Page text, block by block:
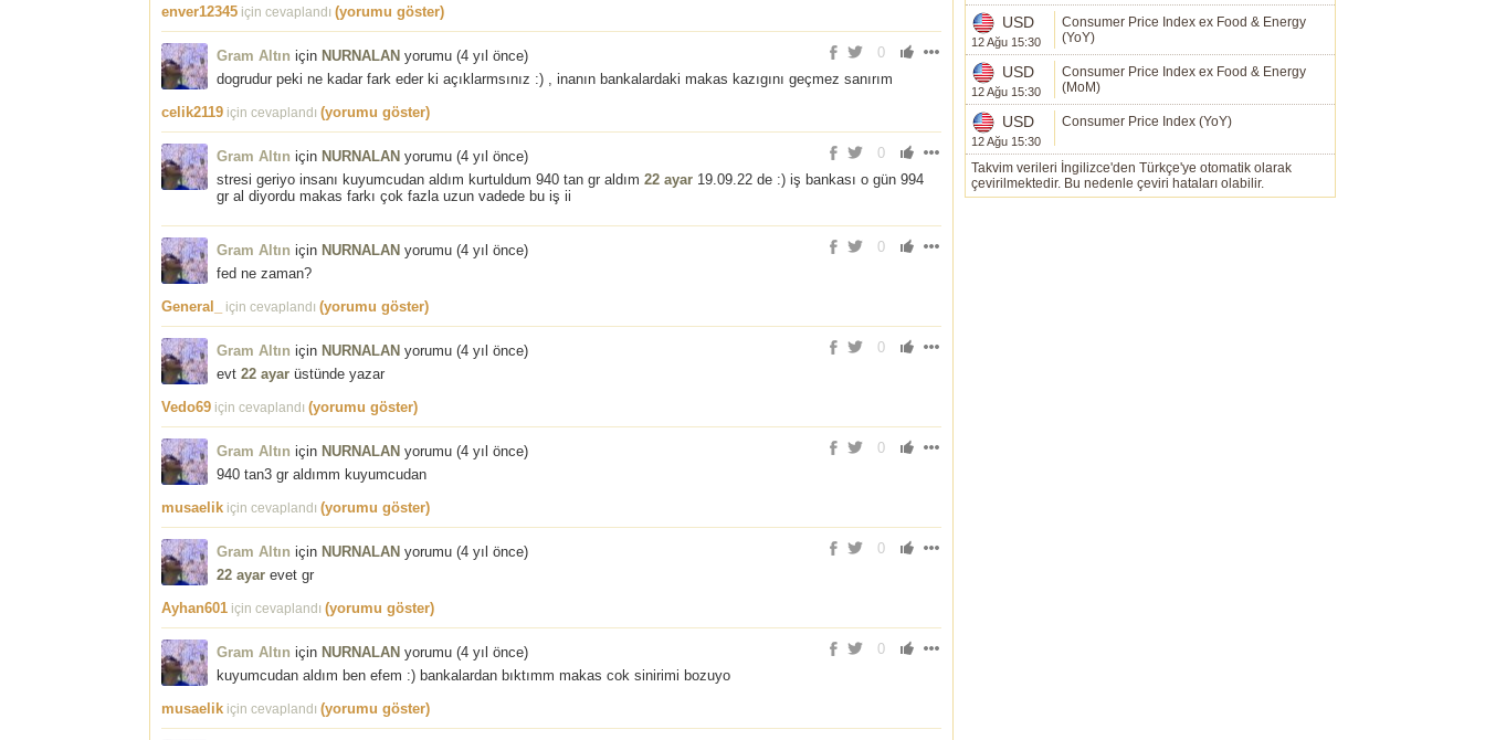
enver12345 için cevaplandı (yorumu göster)
0
Gram Altın için NURNALAN yorumu (4 yıl önce)
dogrudur peki ne kadar fark eder ki açıklarmsınız :) , inanın bankalardaki makas kazıgını geçmez sanırım
celik2119 için cevaplandı (yorumu göster)
0
Gram Altın için NURNALAN yorumu (4 yıl önce)
stresi geriyo insanı kuyumcudan aldım kurtuldum 940 tan gr aldım 22 ayar 19.09.22 de :) iş bankası o gün 994
gr al diyordu makas farkı çok fazla uzun vadede bu iş ii
0
Gram Altın için NURNALAN yorumu (4 yıl önce)
fed ne zaman?
General_
için cevaplandı (yorumu göster)
0
Gram Altın için NURNALAN yorumu (4 yıl önce)
evt 22 ayar üstünde yazar
Vedo69 için cevaplandı (yorumu göster)
0
Gram Altın için NURNALAN yorumu (4 yıl önce)
940 tan3 gr aldımm kuyumcudan
musaelik için cevaplandı (yorumu göster)
0
Gram Altın için NURNALAN yorumu (4 yıl önce)
22 ayar evet gr
Ayhan601 için cevaplandı (yorumu göster)
0
Gram Altın için NURNALAN yorumu (4 yıl önce)
kuyumcudan aldım ben efem :) bankalardan bıktımm makas cok sinirimi bozuyo
musaelik için cevaplandı (yorumu göster)
USD
12 Ağu 15:30
Consumer Price Index ex Food & Energy
(YoY)
USD
12 Ağu 15:30
Consumer Price Index ex Food & Energy
(MoM)
USD
12 Ağu 15:30
Consumer Price Index (YoY)
Takvim verileri İngilizce'den Türkçe'ye otomatik olarak
çevirilmektedir. Bu nedenle çeviri hataları olabilir.